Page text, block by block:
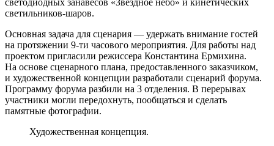
светильников‑шаров.
Основная задача для сценария — удержать внимание гостей
на протяжении 9‑ти часового мероприятия. Для работы над
проектом пригласили режиссера Константина Ермихина.
На основе сценарного плана, предоставленного заказчиком,
и художественной концепции разработали сценарий форума.
Программу форума разбили на 3 отделения. В перерывах
участники могли передохнуть, пообщаться и сделать
памятные фотографии.
Художественная концепция.